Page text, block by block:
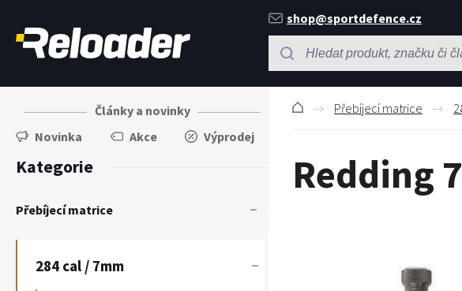
shop@sportdefence.cz
Články a novinky
Novinka
Akce Výprodej
Kategorie
Přebíjecí matrice
284 cal / 7mm
Přebíjecí matrice
Redding